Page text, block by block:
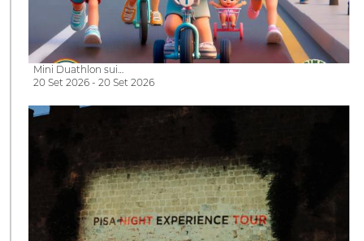
Mini Duathlon sui…
20 Set 2026 - 20 Set 2026